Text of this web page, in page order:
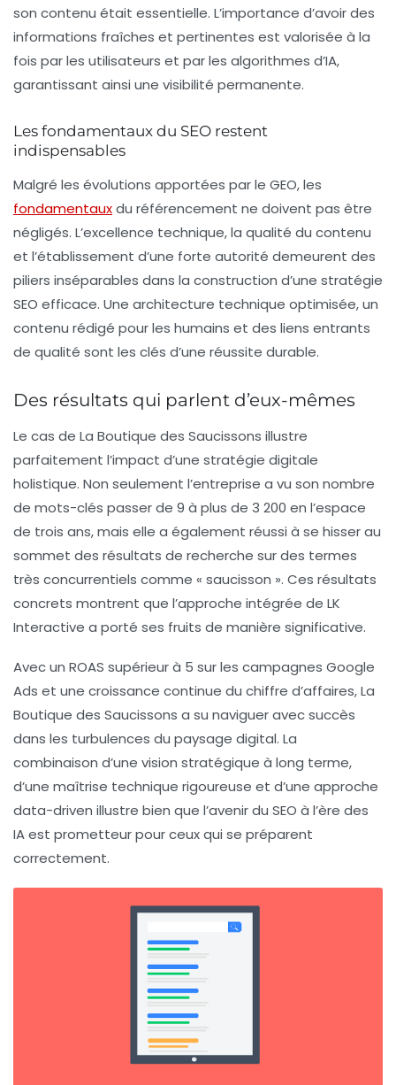
son contenu était essentielle. L’importance d’avoir des
informations fraîches et pertinentes est valorisée à la
fois par les utilisateurs et par les algorithmes d’IA,
garantissant ainsi une visibilité permanente.
Les fondamentaux du SEO restent
indispensables
Malgré les évolutions apportées par le GEO, les
fondamentauxdu référencement ne doivent pas être
négligés. L’excellence technique, la qualité du contenu
et l’établissement d’une forte autorité demeurent des
piliers inséparables dans la construction d’une stratégie
SEO efficace. Une architecture technique optimisée, un
contenu rédigé pour les humains et des liens entrants
de qualité sont les clés d’une réussite durable.
Des résultats qui parlent d’eux-mêmes
Le cas de La Boutique des Saucissons illustre
parfaitement l’impact d’une stratégie digitale
holistique. Non seulement l’entreprise a vu son nombre
de mots-clés passer de 9 à plus de 3 200 en l’espace
de trois ans, mais elle a également réussi à se hisser au
sommet des résultats de recherche sur des termes
très concurrentiels comme « saucisson ». Ces résultats
concrets montrent que l’approche intégrée de LK
Interactive a porté ses fruits de manière significative.
Avec un ROAS supérieur à 5 sur les campagnes Google
Ads et une croissance continue du chiffre d’affaires, La
Boutique des Saucissons a su naviguer avec succès
dans les turbulences du paysage digital. La
combinaison d’une vision stratégique à long terme,
d’une maîtrise technique rigoureuse et d’une approche
data-driven illustre bien que l’avenir du SEO à l’ère des
IA est prometteur pour ceux qui se préparent
correctement.